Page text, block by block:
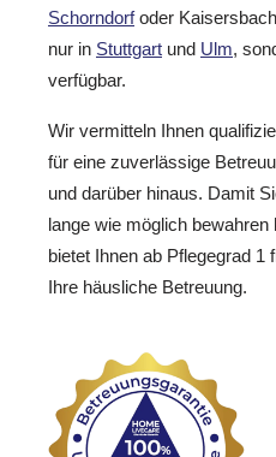
Schorndorfoder
nur in Stuttgart und Ulm,
verfügbar.
Wir vermitteln Ihnen
für eine zuverlässige
und darüber hinaus. Damit
lange wie möglich
bietet Ihnen ab Pflegegrad 1
Ihre häusliche Betreuung.